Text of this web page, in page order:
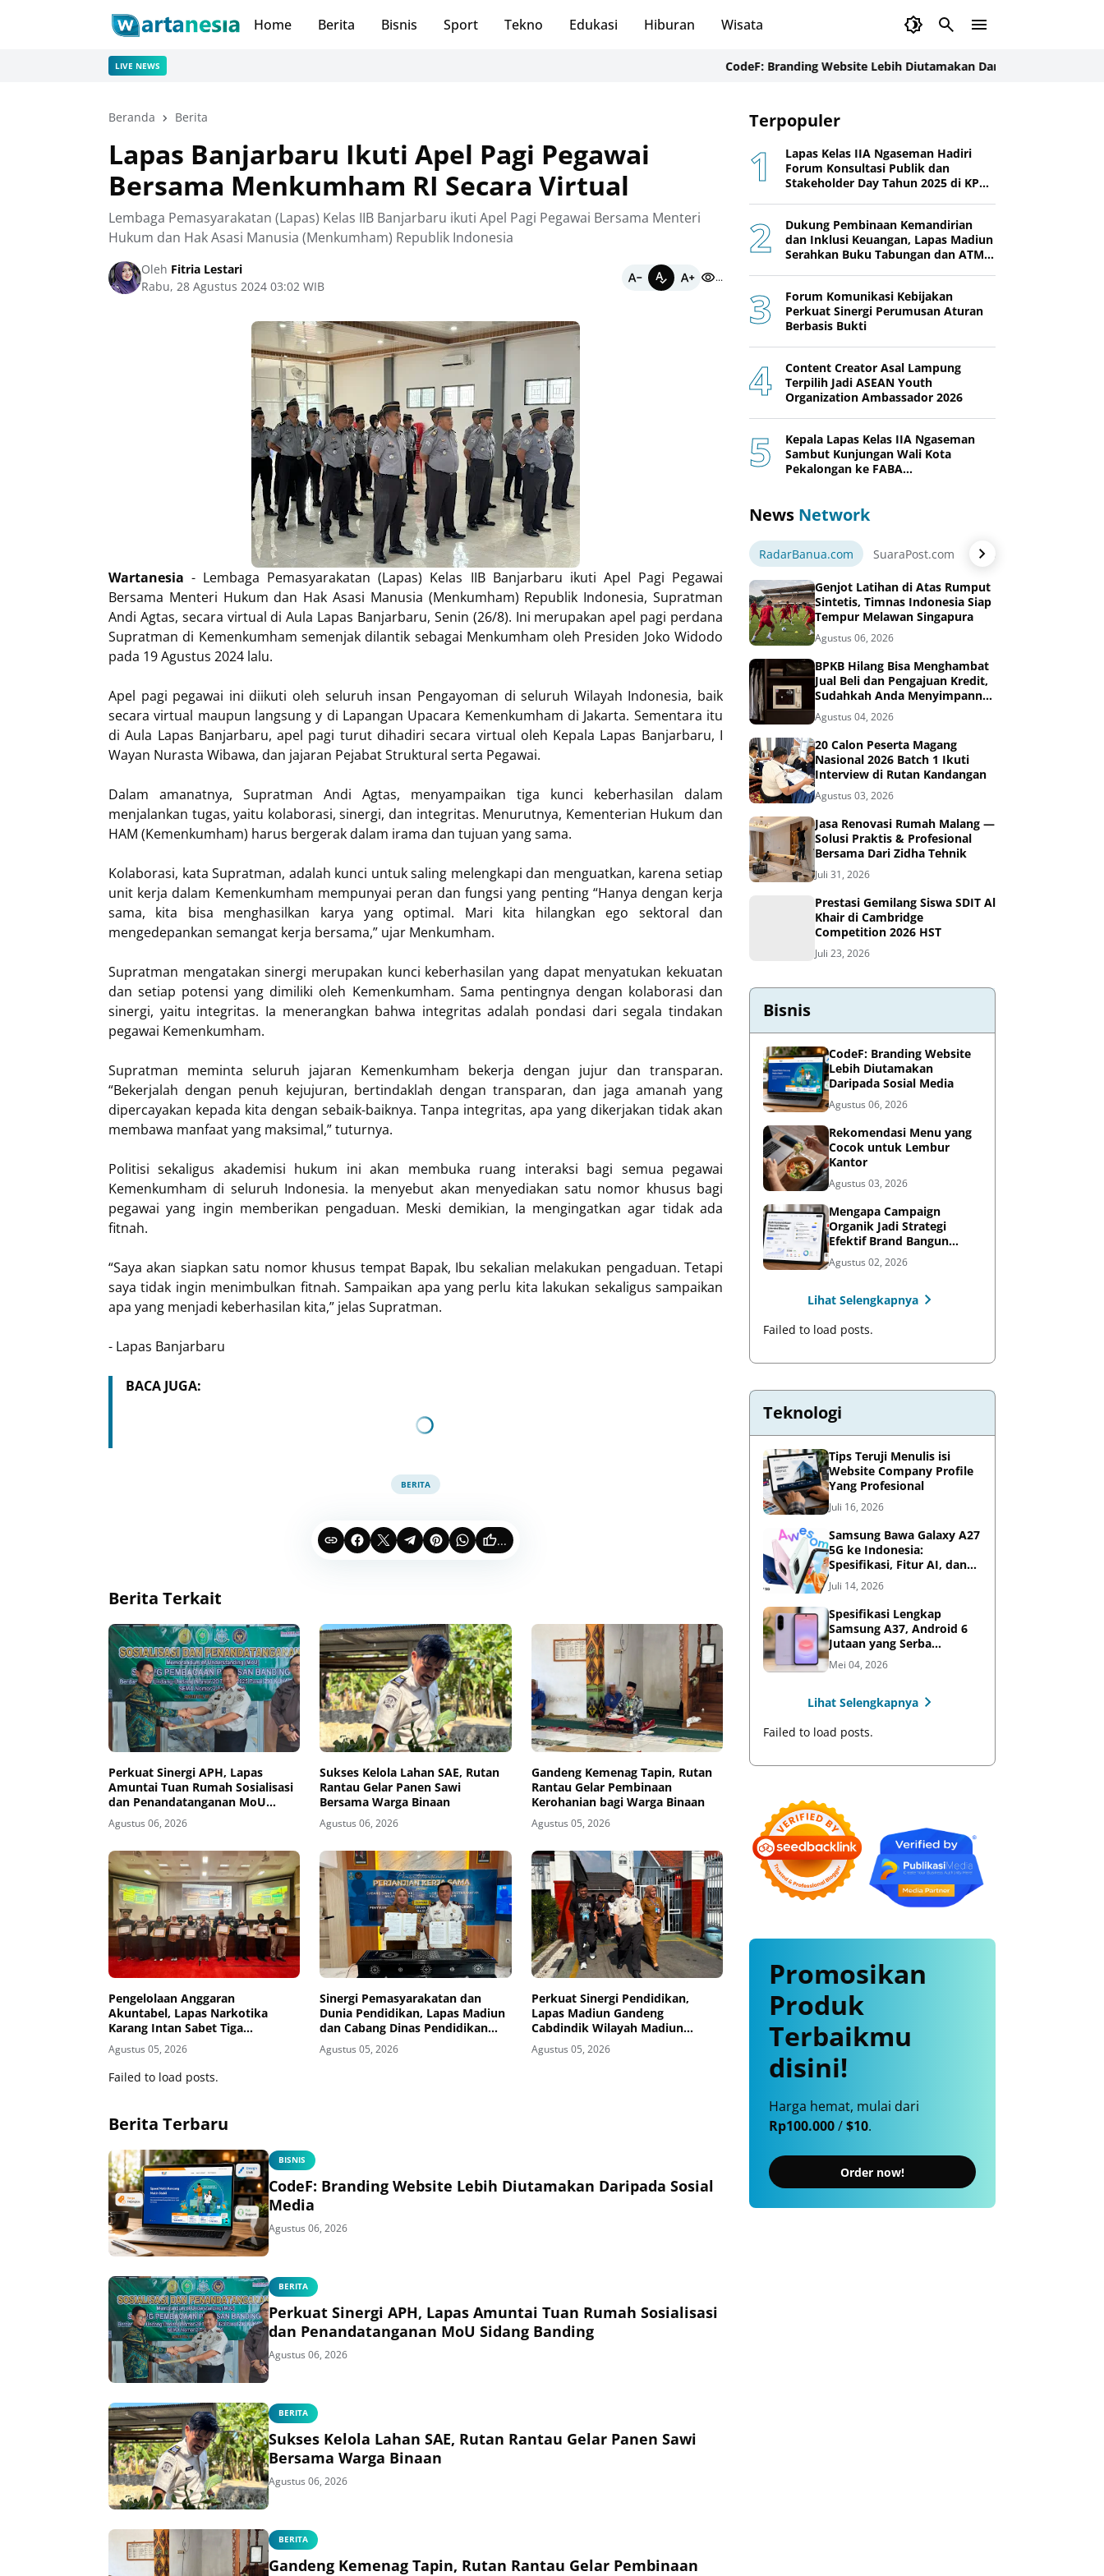
Home Berita Bisnis Sport Tekno Edukasi Hiburan Wisata
LIVE NEWS CodeF: Branding Website Lebih Diutamakan Daripada Sosial Media
Beranda Berita
Lapas Banjarbaru Ikuti Apel Pagi Pegawai
Bersama Menkumham RI Secara Virtual
Lembaga Pemasyarakatan (Lapas) Kelas IIB Banjarbaru ikuti Apel Pagi Pegawai Bersama Menteri
Hukum dan Hak Asasi Manusia (Menkumham) Republik Indonesia
Oleh Fitria Lestari
Rabu, 28 Agustus 2024 03:02 WIB
...
Wartanesia - Lembaga Pemasyarakatan (Lapas) Kelas IIB Banjarbaru ikuti Apel Pagi Pegawai
Bersama Menteri Hukum dan Hak Asasi Manusia (Menkumham) Republik Indonesia, Supratman
Andi Agtas, secara virtual di Aula Lapas Banjarbaru, Senin (26/8). Ini merupakan apel pagi perdana
Supratman di Kemenkumham semenjak dilantik sebagai Menkumham oleh Presiden Joko Widodo
pada 19 Agustus 2024 lalu.
Apel pagi pegawai ini diikuti oleh seluruh insan Pengayoman di seluruh Wilayah Indonesia, baik
secara virtual maupun langsung y di Lapangan Upacara Kemenkumham di Jakarta. Sementara itu
di Aula Lapas Banjarbaru, apel pagi turut dihadiri secara virtual oleh Kepala Lapas Banjarbaru, I
Wayan Nurasta Wibawa, dan jajaran Pejabat Struktural serta Pegawai.
Dalam amanatnya, Supratman Andi Agtas, menyampaikan tiga kunci keberhasilan dalam
menjalankan tugas, yaitu kolaborasi, sinergi, dan integritas. Menurutnya, Kementerian Hukum dan
HAM (Kemenkumham) harus bergerak dalam irama dan tujuan yang sama.
Kolaborasi, kata Supratman, adalah kunci untuk saling melengkapi dan menguatkan, karena setiap
unit kerja dalam Kemenkumham mempunyai peran dan fungsi yang penting “Hanya dengan kerja
sama, kita bisa menghasilkan karya yang optimal. Mari kita hilangkan ego sektoral dan
mengedepankan semangat kerja bersama,” ujar Menkumham.
Supratman mengatakan sinergi merupakan kunci keberhasilan yang dapat menyatukan kekuatan
dan setiap potensi yang dimiliki oleh Kemenkumham. Sama pentingnya dengan kolaborasi dan
sinergi, yaitu integritas. Ia menerangkan bahwa integritas adalah pondasi dari segala tindakan
pegawai Kemenkumham.
Supratman meminta seluruh jajaran Kemenkumham bekerja dengan jujur dan transparan.
“Bekerjalah dengan penuh kejujuran, bertindaklah dengan transparan, dan jaga amanah yang
dipercayakan kepada kita dengan sebaik-baiknya. Tanpa integritas, apa yang dikerjakan tidak akan
membawa manfaat yang maksimal,” tuturnya.
Politisi sekaligus akademisi hukum ini akan membuka ruang interaksi bagi semua pegawai
Kemenkumham di seluruh Indonesia. Ia menyebut akan menyediakan satu nomor khusus bagi
pegawai yang ingin memberikan pengaduan. Meski demikian, Ia mengingatkan agar tidak ada
fitnah.
“Saya akan siapkan satu nomor khusus tempat Bapak, Ibu sekalian melakukan pengaduan. Tetapi
saya tidak ingin menimbulkan fitnah. Sampaikan apa yang perlu kita lakukan sekaligus sampaikan
apa yang menjadi keberhasilan kita,” jelas Supratman.
- Lapas Banjarbaru
BACA JUGA:
BERITA
...
Berita Terkait
Perkuat Sinergi APH, Lapas
Amuntai Tuan Rumah Sosialisasi
dan Penandatanganan MoU
Sidang Banding
Agustus 06, 2026
Sukses Kelola Lahan SAE, Rutan
Rantau Gelar Panen Sawi
Bersama Warga Binaan
Agustus 06, 2026
Gandeng Kemenag Tapin, Rutan
Rantau Gelar Pembinaan
Kerohanian bagi Warga Binaan
Agustus 05, 2026
Pengelolaan Anggaran
Akuntabel, Lapas Narkotika
Karang Intan Sabet Tiga
Penghargaan KPPN Banjarmasin
Agustus 05, 2026
Sinergi Pemasyarakatan dan
Dunia Pendidikan, Lapas Madiun
dan Cabang Dinas Pendidikan
Wilayah Madiun Jalin Kerja Sama
Pendidikan Vokasi Teknik
Agustus 05, 2026
Perkuat Sinergi Pendidikan,
Lapas Madiun Gandeng
Cabdindik Wilayah Madiun
Hadirkan Program TITL
Agustus 05, 2026
Failed to load posts.
Berita Terbaru
BISNIS
CodeF: Branding Website Lebih Diutamakan Daripada Sosial
Media
Agustus 06, 2026
BERITA
Perkuat Sinergi APH, Lapas Amuntai Tuan Rumah Sosialisasi
dan Penandatanganan MoU Sidang Banding
Agustus 06, 2026
BERITA
Sukses Kelola Lahan SAE, Rutan Rantau Gelar Panen Sawi
Bersama Warga Binaan
Agustus 06, 2026
BERITA
Gandeng Kemenag Tapin, Rutan Rantau Gelar Pembinaan
Terpopuler
Lapas Kelas IIA Ngaseman Hadiri
Forum Konsultasi Publik dan
Stakeholder Day Tahun 2025 di KPPN
Dukung Pembinaan Kemandirian
dan Inklusi Keuangan, Lapas Madiun
Serahkan Buku Tabungan dan ATM
Forum Komunikasi Kebijakan
Perkuat Sinergi Perumusan Aturan
Berbasis Bukti
Content Creator Asal Lampung
Terpilih Jadi ASEAN Youth
Organization Ambassador 2026
Kepala Lapas Kelas IIA Ngaseman
Sambut Kunjungan Wali Kota
Pekalongan ke FABA
News Network
RadarBanua.com SuaraPost.com NarasiNews.com
Genjot Latihan di Atas Rumput
Sintetis, Timnas Indonesia Siap
Tempur Melawan Singapura
Agustus 06, 2026
BPKB Hilang Bisa Menghambat
Jual Beli dan Pengajuan Kredit,
Sudahkah Anda Menyimpannya
di Brankas BPKB?
Agustus 04, 2026
20 Calon Peserta Magang
Nasional 2026 Batch 1 Ikuti
Interview di Rutan Kandangan
Agustus 03, 2026
Jasa Renovasi Rumah Malang —
Solusi Praktis & Profesional
Bersama Dari Zidha Tehnik
Juli 31, 2026
Prestasi Gemilang Siswa SDIT Al
Khair di Cambridge
Competition 2026 HST
Juli 23, 2026
Bisnis
CodeF: Branding Website
Lebih Diutamakan
Daripada Sosial Media
Agustus 06, 2026
Rekomendasi Menu yang
Cocok untuk Lembur
Kantor
Agustus 03, 2026
Mengapa Campaign
Organik Jadi Strategi
Efektif Brand Bangun
Awareness di Media Sosial
Agustus 02, 2026
Lihat Selengkapnya
Failed to load posts.
Teknologi
Tips Teruji Menulis isi
Website Company Profile
Yang Profesional
Juli 16, 2026
Samsung Bawa Galaxy A27
5G ke Indonesia:
Spesifikasi, Fitur AI, dan
Harga Resmi
Juli 14, 2026
Spesifikasi Lengkap
Samsung A37, Android 6
Jutaan yang Serba
Lengkap
Mei 04, 2026
Lihat Selengkapnya
Failed to load posts.
Promosikan
Produk
Terbaikmu
disini!
Harga hemat, mulai dari
Rp100.000/$10.
Order now!